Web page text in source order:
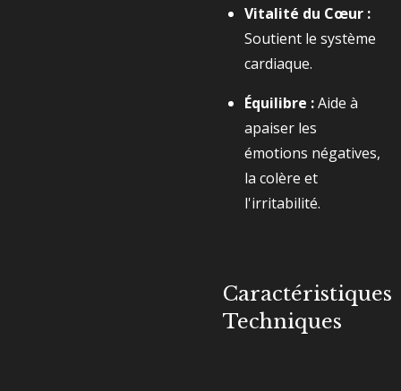
Vitalité du Cœur :
Soutient le système
cardiaque.
Équilibre :Aide à
apaiser les
émotions négatives,
la colère et
l'irritabilité.
Caractéristiques
Techniques